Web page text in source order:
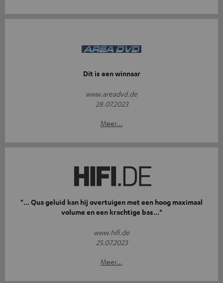
Dit is een winnaar
www.areadvd.de
28.07.2023
Meer...
"... Qua geluid kan hij overtuigen met een hoog maximaal
volume en een krachtige bas..."
www.hifi.de
25.07.2023
Meer...